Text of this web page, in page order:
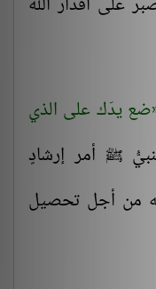
ضع يدَك على الذي
ﷺ أمر إرشادٍ
من أجل تحصيل